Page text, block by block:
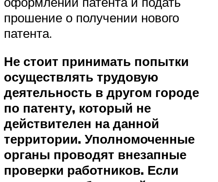
прошение о получении нового
патента.
Не стоит принимать попытки
осуществлять трудовую
деятельность в другом городе
по патенту, который не
действителен на данной
территории. Уполномоченные
органы проводят внезапные
проверки работников. Если